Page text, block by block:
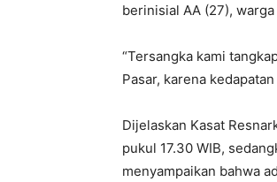
berinisial AA (27),
“Tersangka kami
Pasar, karena
Dijelaskan Kasat
pukul 17.30 WIB,
menyampaikan bahwa